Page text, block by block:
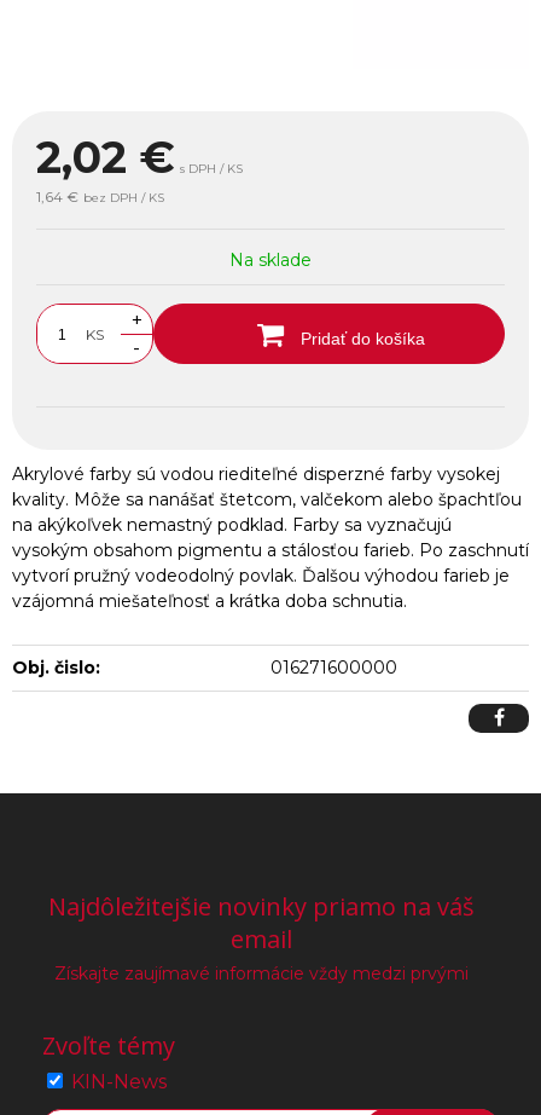
2,02 € s DPH / KS
1,64 € bez DPH / KS
Na sklade
KS
+
-
Pridať do košíka
Akrylové farby sú vodou riediteľné disperzné farby vysokej
kvality. Môže sa nanášať štetcom, valčekom alebo špachtľou
na akýkoľvek nemastný podklad. Farby sa vyznačujú
vysokým obsahom pigmentu a stálosťou farieb. Po zaschnutí
vytvorí pružný vodeodolný povlak. Ďalšou výhodou farieb je
vzájomná miešateľnosť a krátka doba schnutia.
Obj. čislo: 016271600000
Najdôležitejšie novinky priamo na váš
email
Získajte zaujímavé informácie vždy medzi prvými
Zvoľte témy
KIN-News